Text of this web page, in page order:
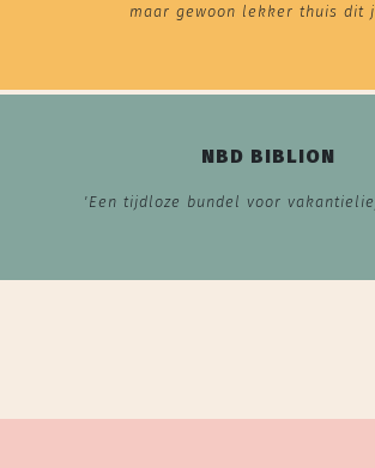
maar gewoon lekker thuis dit
NBD BIBLION
'Een tijdloze bundel voor